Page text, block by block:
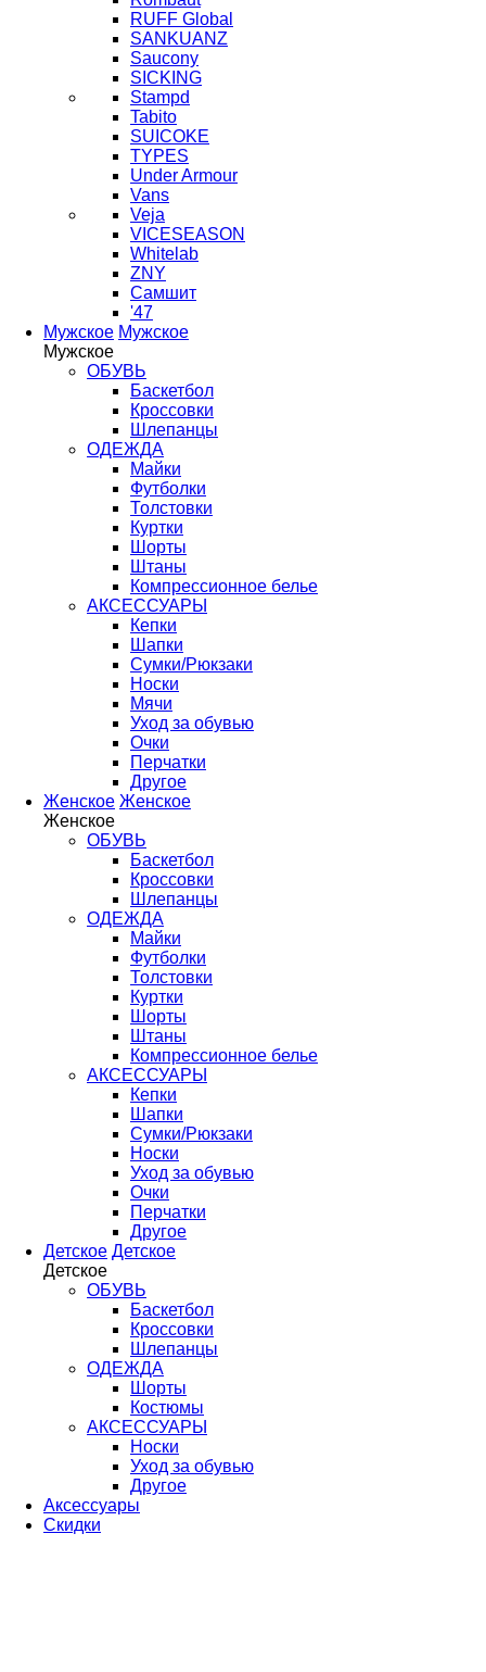
RUFF Global
SANKUANZ
Saucony
SICKING
Stampd
Tabito
SUICOKE
TYPES
Under Armour
Vans
Veja
VICESEASON
Whitelab
ZNY
Самшит
'47
Мужское Мужское
Мужское
ОБУВЬ
Баскетбол
Кроссовки
Шлепанцы
ОДЕЖДА
Майки
Футболки
Толстовки
Куртки
Шорты
Штаны
Компрессионное белье
АКСЕССУАРЫ
Кепки
Шапки
Сумки/Рюкзаки
Носки
Мячи
Уход за обувью
Очки
Перчатки
Другое
Женское Женское
Женское
ОБУВЬ
Баскетбол
Кроссовки
Шлепанцы
ОДЕЖДА
Майки
Футболки
Толстовки
Куртки
Шорты
Штаны
Компрессионное белье
АКСЕССУАРЫ
Кепки
Шапки
Сумки/Рюкзаки
Носки
Уход за обувью
Очки
Перчатки
Другое
Детское Детское
Детское
ОБУВЬ
Баскетбол
Кроссовки
Шлепанцы
ОДЕЖДА
Шорты
Костюмы
АКСЕССУАРЫ
Носки
Уход за обувью
Другое
Аксессуары
Скидки